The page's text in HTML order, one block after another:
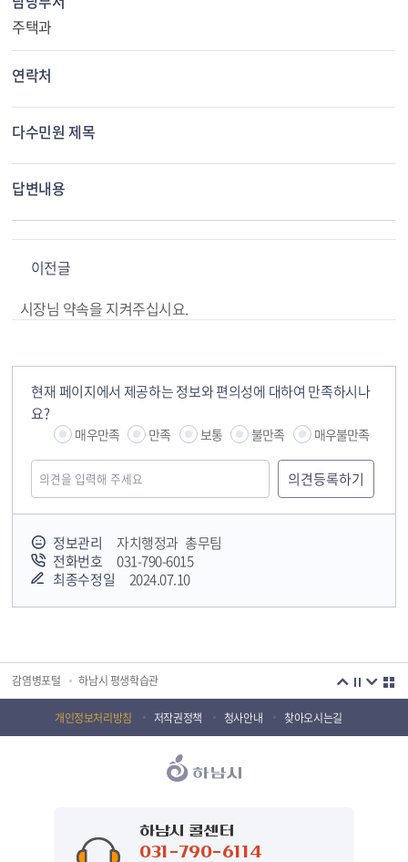
주택과
연락처
다수민원 제목
답변내용
이전글
시장님 약속을 지켜주십시요.
현재 페이지에서 제공하는 정보와 편의성에 대하여 만족하시나
요?
매우만족 만족 보통 불만족 매우불만족
정보관리
자치행정과 총무팀
전화번호
031-790-6015
최종수정일
2024.07.10
국민안전교육플랫폼
감염병포털 하남시 평생학습관
하남혁신교육지구 huic 하남도시공사
하남문화재단 하남역사박물관
하남시정신건강복지센터
(재)하남시자원봉사센터 하남시환경교육센터
개인정보처리방침 저작권정책 청사안내 찾아오시는길
하남시 콜센터
031-790-6114